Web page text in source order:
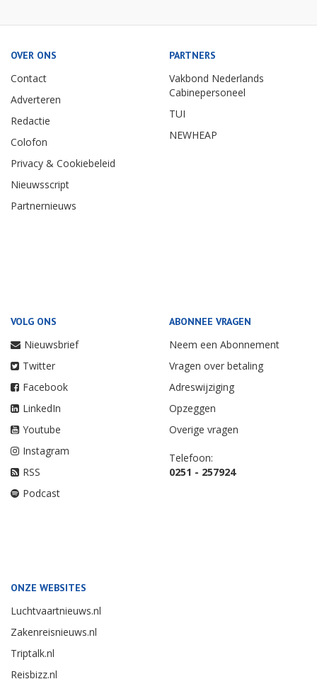
OVER ONS
Contact
Adverteren
Redactie
Colofon
Privacy & Cookiebeleid
Nieuwsscript
Partnernieuws
PARTNERS
Vakbond Nederlands
Cabinepersoneel
TUI
NEWHEAP
VOLG ONS
Nieuwsbrief
Twitter
Facebook
LinkedIn
Youtube
Instagram
RSS
Podcast
ABONNEE VRAGEN
Neem een Abonnement
Vragen over betaling
Adreswijziging
Opzeggen
Overige vragen
Telefoon:
0251 - 257924
ONZE WEBSITES
Luchtvaartnieuws.nl
Zakenreisnieuws.nl
Triptalk.nl
Reisbizz.nl